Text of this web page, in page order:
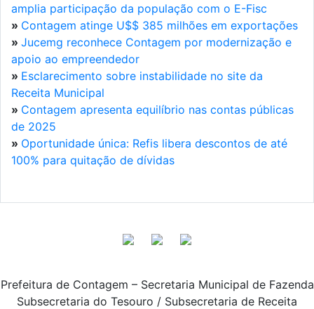
amplia participação da população com o E-Fisc
» Contagem atinge U$$ 385 milhões em exportações
» Jucemg reconhece Contagem por modernização e
apoio ao empreendedor
» Esclarecimento sobre instabilidade no site da
Receita Municipal
» Contagem apresenta equilíbrio nas contas públicas
de 2025
» Oportunidade única: Refis libera descontos de até
100% para quitação de dívidas
Prefeitura de Contagem – Secretaria Municipal de Fazenda
Subsecretaria do Tesouro / Subsecretaria de Receita